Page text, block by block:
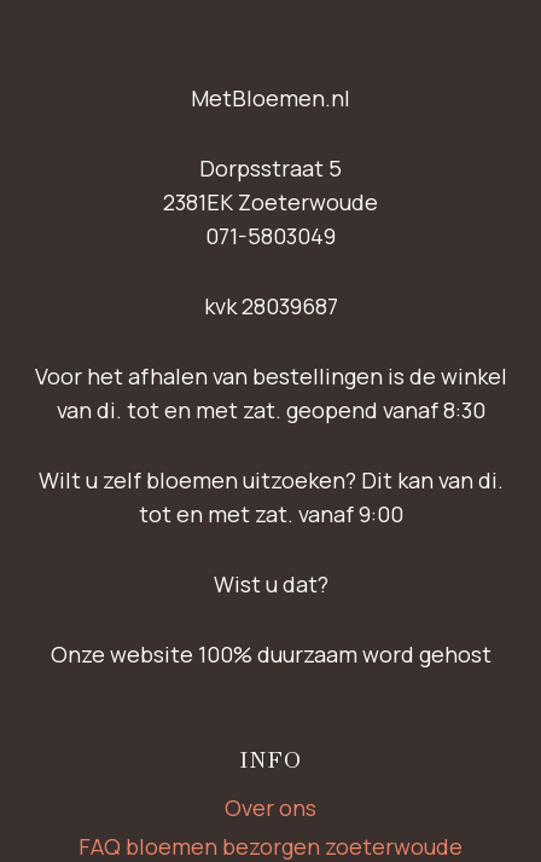
MetBloemen.nl
Dorpsstraat 5
2381EK Zoeterwoude
071-5803049
kvk 28039687
Voor het afhalen van bestellingen is de winkel
van di. tot en met zat. geopend vanaf 8:30
Wilt u zelf bloemen uitzoeken? Dit kan van di.
tot en met zat. vanaf 9:00
Wist u dat?
Onze website 100% duurzaam word gehost
INFO
Over ons
FAQ bloemen bezorgen zoeterwoude